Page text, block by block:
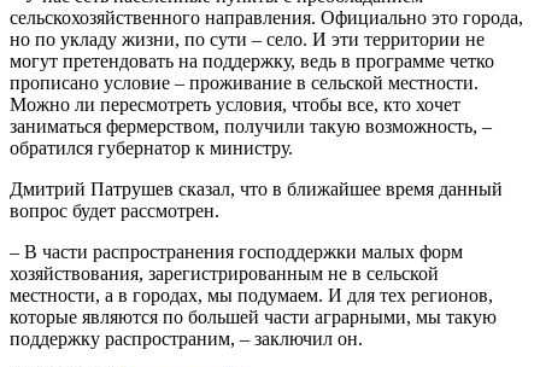
сельскохозяйственного направления. Официально это города,
но по укладу жизни, по сути – село. И эти территории не
могут претендовать на поддержку, ведь в программе четко
прописано условие – проживание в сельской местности.
Можно ли пересмотреть условия, чтобы все, кто хочет
заниматься фермерством, получили такую возможность, –
обратился губернатор к министру.
Дмитрий Патрушев сказал, что в ближайшее время данный
вопрос будет рассмотрен.
– В части распространения господдержки малых форм
хозяйствования, зарегистрированным не в сельской
местности, а в городах, мы подумаем. И для тех регионов,
которые являются по большей части аграрными, мы такую
поддержку распространим, – заключил он.